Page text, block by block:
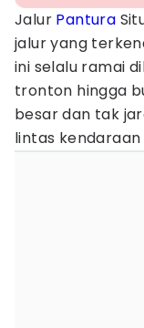
Jalur Pantura
jalur yang
ini selalu ramai
tronton hingga
besar dan tak
lintas